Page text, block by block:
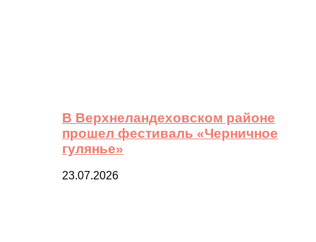
В Верхнеландеховском районе
прошел фестиваль «Черничное
гулянье»
23.07.2026